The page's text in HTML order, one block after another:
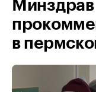
Минздрав
в